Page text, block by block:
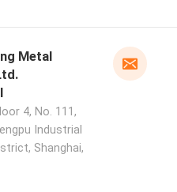
Metal
4, No. 111,
Industrial
Shanghai,